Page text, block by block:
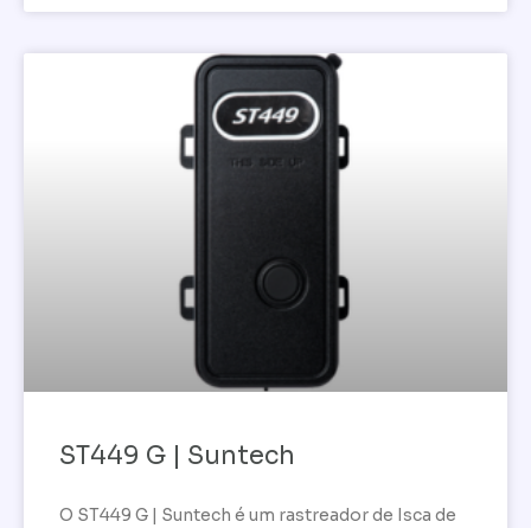
ST449 G | Suntech
O ST449 G | Suntech é um rastreador de Isca de